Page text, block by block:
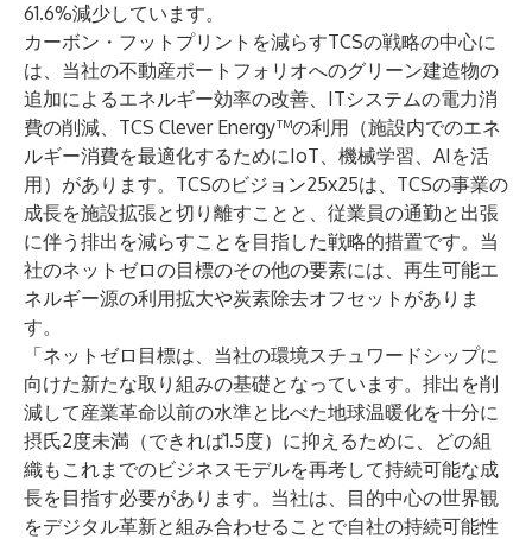
61.6%減少しています。
カーボン・フットプリントを減らすTCSの戦略の中心に
は、当社の不動産ポートフォリオへのグリーン建造物の
追加によるエネルギー効率の改善、ITシステムの電力消
費の削減、TCS Clever Energy™の利用（施設内でのエネ
ルギー消費を最適化するためにIoT、機械学習、AIを活
用）があります。TCSのビジョン25x25は、TCSの事業の
成長を施設拡張と切り離すことと、従業員の通勤と出張
に伴う排出を減らすことを目指した戦略的措置です。当
社のネットゼロの目標のその他の要素には、再生可能エ
ネルギー源の利用拡大や炭素除去オフセットがありま
す。
「ネットゼロ目標は、当社の環境スチュワードシップに
向けた新たな取り組みの基礎となっています。排出を削
減して産業革命以前の水準と比べた地球温暖化を十分に
摂氏2度未満（できれば1.5度）に抑えるために、どの組
織もこれまでのビジネスモデルを再考して持続可能な成
長を目指す必要があります。当社は、目的中心の世界観
をデジタル革新と組み合わせることで自社の持続可能性